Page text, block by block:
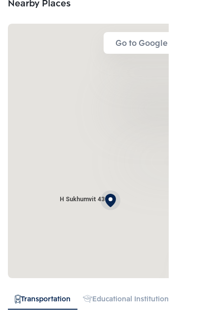
Nearby Places
Go to Google Map
H Sukhumvit 43
Transportation Educational Institution